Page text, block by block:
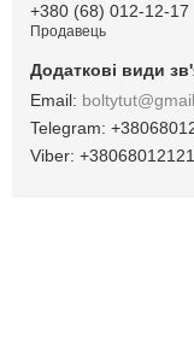
+380 (68) 012-12-17
Продавець